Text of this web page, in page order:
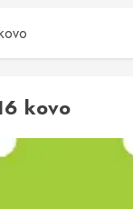
kovo